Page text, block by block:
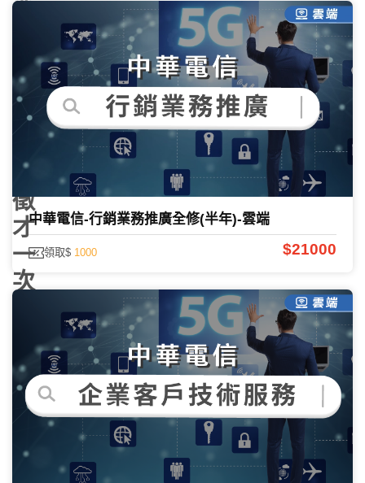
業
遴
選、
園
徵
才
一
次
中
華
電
中華電信-行銷業務推廣全修(半年)-雲端
領取$ 1000 $21000